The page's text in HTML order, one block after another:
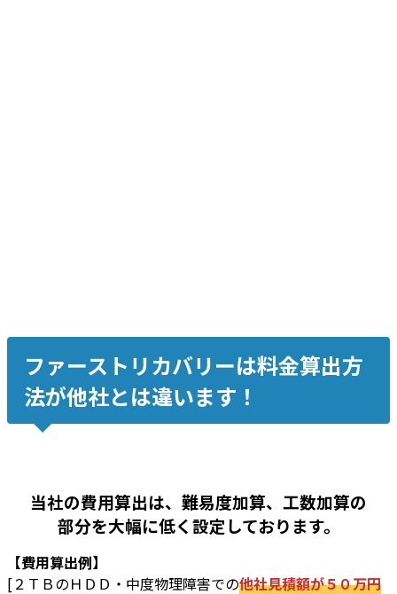
ファーストリカバリーは料金算出方
法が他社とは違います！
当社の費用算出は、難易度加算、工数加算の
部分を大幅に低く設定しております。
【費用算出例】
[２ＴＢのＨＤＤ・中度物理障害での他社見積額が５０万円